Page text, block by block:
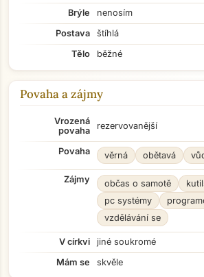
Brýle
nenosím
Postava
štíhlá
Tělo
běžné
Povaha a zájmy
Vrozená
povaha
rezervovanější
Povaha věrná obětavá
Zájmy občas o samotě
pc systémy
vzdělávání se
V církvi
jiné soukromé
Mám se
skvěle